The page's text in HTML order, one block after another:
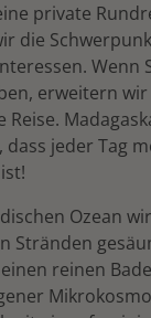
private
die
Wenn
erweitern
Reise.
dass jeder Tag
Ozean
Stränden
reinen